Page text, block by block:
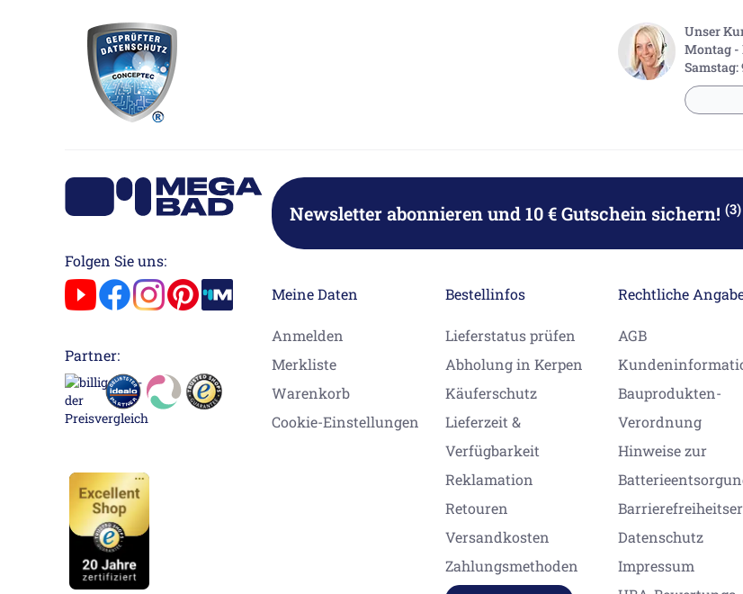
Unser
Montag -
Samstag:
Folgen Sie uns:
Partner:
Newsletter abonnierenund 10 € Gutschein sichern! (3)
Meine Daten
Anmelden
Merkliste
Warenkorb
Cookie-Einstellungen
Bestellinfos
Lieferstatus prüfen
Abholung in Kerpen
Käuferschutz
Lieferzeit &
Verfügbarkeit
Reklamation
Retouren
Versandkosten
Zahlungsmethoden
Rechtliche
AGB
Bauprodukten-
Verordnung
Hinweise zur
Datenschutz
Impressum